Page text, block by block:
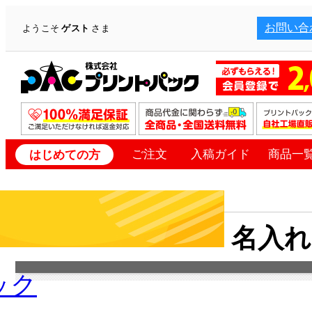
ようこそゲスト さま お問い合
はじめての方 ご注文 入稿ガイド 商品一
名入
ク